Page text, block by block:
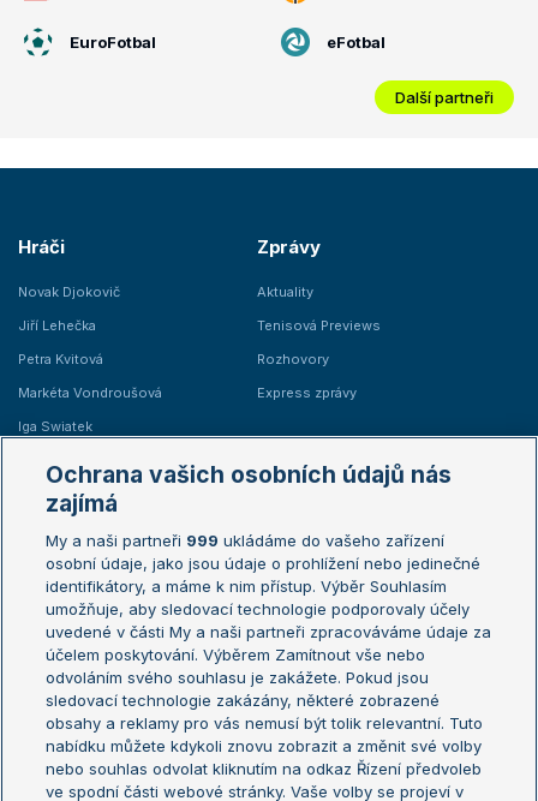
EuroFotbal eFotbal
Další partneři
Hráči
Novak Djokovič
Jiří Lehečka
Petra Kvitová
Markéta Vondroušová
Iga Swiatek
Zprávy
Aktuality
Tenisová Previews
Rozhovory
Express zprávy
Žebříčky
Žebříček ATP (muži)
Žebříček WTA (ženy)
Sázkařský žebříček
Australian Open
French Open
Wimbledon
US Open
Turnaj mistrů
Turnaj mistryň
Aktualní trendy
Fotbalové přestupy
Ochrana vašich osobních údajů nás
zajímá
My a naši partneři 999 ukládáme do vašeho zařízení
osobní údaje, jako jsou údaje o prohlížení nebo jedinečné
identifikátory, a máme k nim přístup. Výběr Souhlasím
umožňuje, aby sledovací technologie podporovaly účely
uvedené v části My a naši partneři zpracováváme údaje za
účelem poskytování. Výběrem Zamítnout vše nebo
odvoláním svého souhlasu je zakážete. Pokud jsou
sledovací technologie zakázány, některé zobrazené
obsahy a reklamy pro vás nemusí být tolik relevantní. Tuto
nabídku můžete kdykoli znovu zobrazit a změnit své volby
nebo souhlas odvolat kliknutím na odkaz Řízení předvoleb
ve spodní části webové stránky. Vaše volby se projeví v